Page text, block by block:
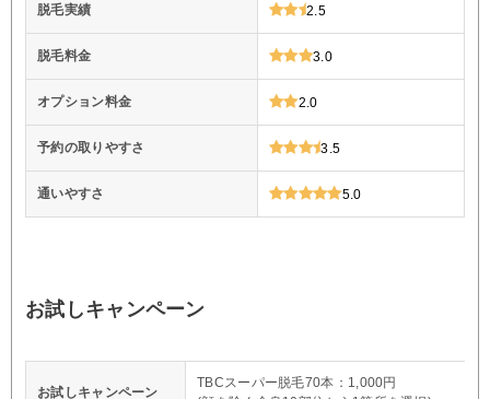
脱毛実績 2.5
脱毛料金 3.0
オプション料金 2.0
予約の取りやすさ 3.5
通いやすさ 5.0
お試しキャンペーン
お試しキャンペーン
TBCスーパー脱毛70本：1,000円